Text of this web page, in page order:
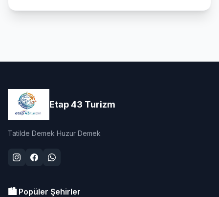
Etap 43 Turizm
Tatilde Demek Huzur Demek
🏙️ Popüler Şehirler